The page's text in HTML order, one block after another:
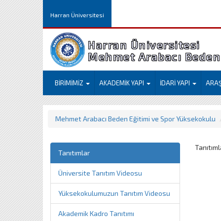
Harran Üniversitesi
Harran Üniversitesi
Mehmet Arabacı
BİRİMİMİZ AKADEMİK YAPI İDARİ YAPI
Mehmet Arabacı Beden Eğitimi ve Spor Yüksekokulu
Tanıtımlar
Üniversite Tanıtım Videosu
Yüksekokulumuzun Tanıtım Videosu
Akademik Kadro Tanıtımı